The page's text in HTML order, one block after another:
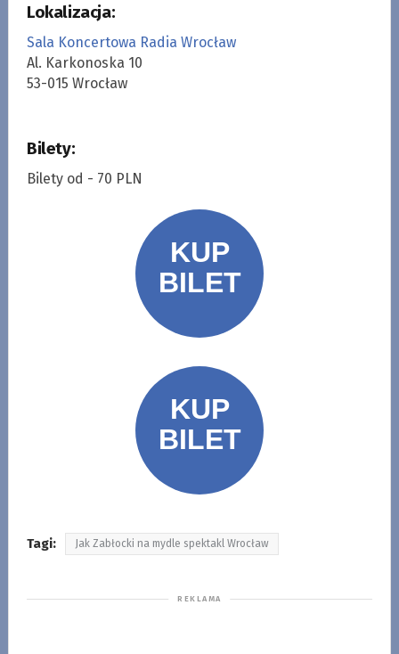
Lokalizacja:
Sala Koncertowa Radia Wrocław
Al. Karkonoska 10
53-015 Wrocław
Bilety:
Bilety od - 70 PLN
Tagi: Jak Zabłocki na mydle spektakl Wrocław